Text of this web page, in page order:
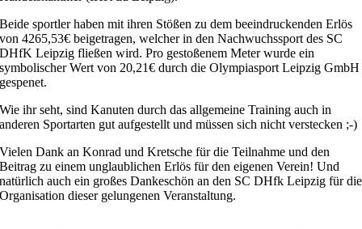
Beide sportler haben mit ihren Stößen zu dem beeindruckenden Erlös
von 4265,53€ beigetragen, welcher in den Nachwuchssport des SC
DHfK Leipzig fließen wird. Pro gestoßenem Meter wurde ein
symbolischer Wert von 20,21€ durch die Olympiasport Leipzig GmbH
gespenet.
Wie ihr seht, sind Kanuten durch das allgemeine Training auch in
anderen Sportarten gut aufgestellt und müssen sich nicht verstecken ;-)
Vielen Dank an Konrad und Kretsche für die Teilnahme und den
Beitrag zu einem unglaublichen Erlös für den eigenen Verein! Und
natürlich auch ein großes Dankeschön an den SC DHfk Leipzig für die
Organisation dieser gelungenen Veranstaltung.